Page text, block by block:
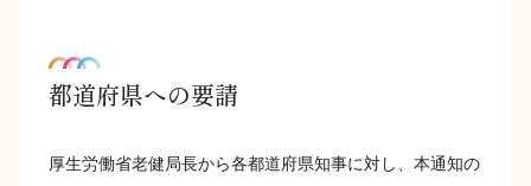
都道府県への要請
厚生労働省老健局長から各都道府県知事に対し、本通知の